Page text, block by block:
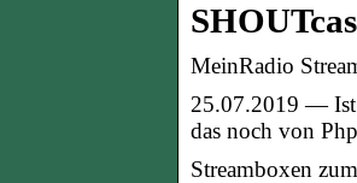
MeinRadio
25.07.2019 — Ist
das noch von
Streamboxen